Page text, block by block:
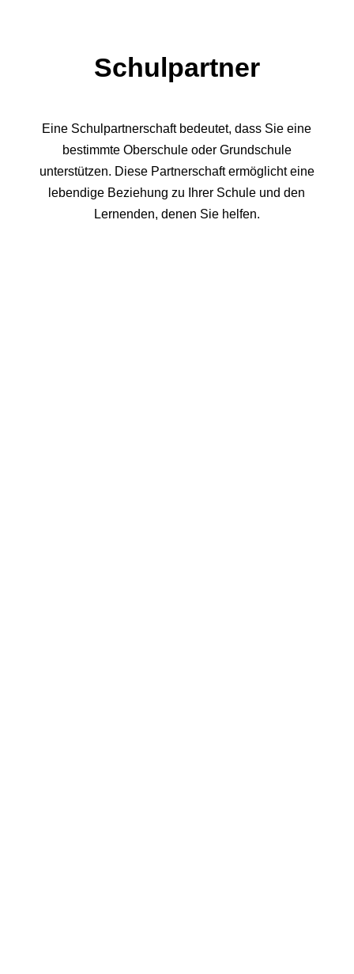
Schulpartner
Eine Schulpartnerschaft bedeutet, dass Sie eine
bestimmte Oberschule oder Grundschule
unterstützen. Diese Partnerschaft ermöglicht eine
lebendige Beziehung zu Ihrer Schule und den
Lernenden, denen Sie helfen.